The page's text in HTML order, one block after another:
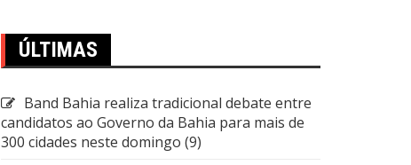
ÚLTIMAS
Band Bahia realiza tradicional debate entre
candidatos ao Governo da Bahia para mais de
300 cidades neste domingo (9)